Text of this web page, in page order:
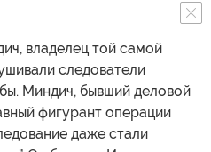
владелец той самой
следователи
Миндич, бывший деловой
фигурант операции
даже стали